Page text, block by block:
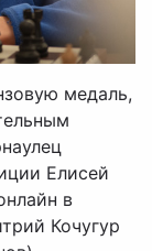
медаль,
Елисей
в
Кочугур